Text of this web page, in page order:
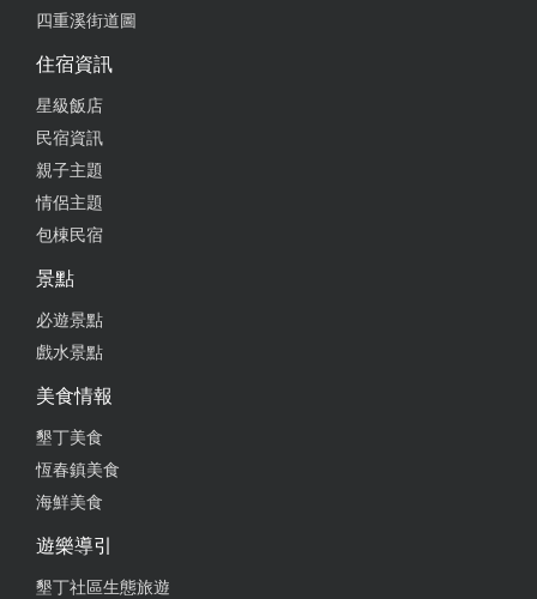
四重溪街道圖
住宿資訊
星級飯店
民宿資訊
親子主題
情侶主題
包棟民宿
景點
必遊景點
戲水景點
美食情報
墾丁美食
恆春鎮美食
海鮮美食
遊樂導引
墾丁社區生態旅遊